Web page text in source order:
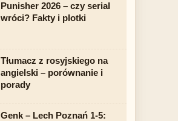
Punisher 2026 – czy serial
wróci? Fakty i plotki
Tłumacz z rosyjskiego na
angielski – porównanie i
porady
Genk – Lech Poznań 1-5: